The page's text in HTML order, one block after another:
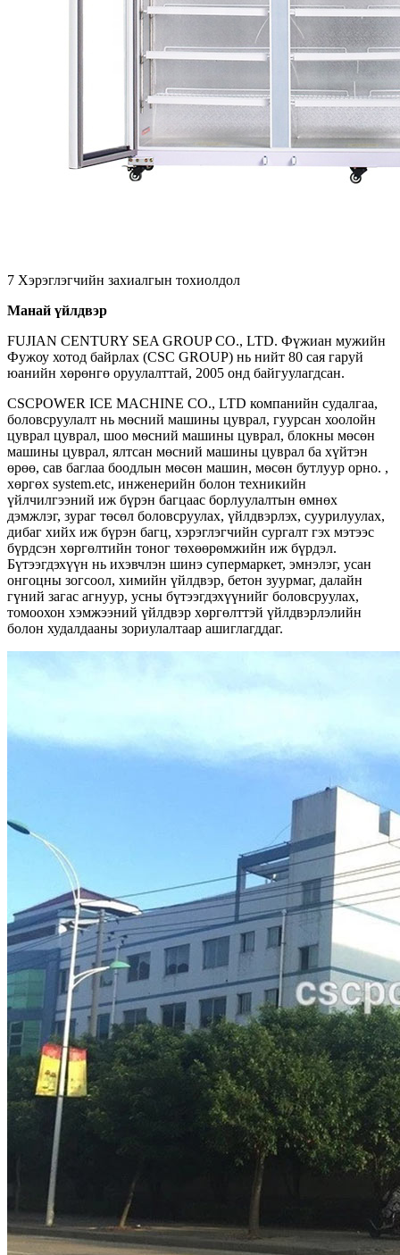
7 Хэрэглэгчийн захиалгын тохиолдол
Манай үйлдвэр
FUJIAN CENTURY SEA GROUP CO., LTD. Фүжиан мужийн
Фужоу хотод байрлах (CSC GROUP) нь нийт 80 сая гаруй
юанийн хөрөнгө оруулалттай, 2005 онд байгуулагдсан.
CSCPOWER ICE MACHINE CO., LTD компанийн судалгаа,
боловсруулалт нь мөсний машины цуврал, гуурсан хоолойн
цуврал цуврал, шоо мөсний машины цуврал, блокны мөсөн
машины цуврал, ялтсан мөсний машины цуврал ба хүйтэн
өрөө, сав баглаа боодлын мөсөн машин, мөсөн бутлуур орно. ,
хөргөх system.etc, инженерийн болон техникийн
үйлчилгээний иж бүрэн багцаас борлуулалтын өмнөх
дэмжлэг, зураг төсөл боловсруулах, үйлдвэрлэх, суурилуулах,
дибаг хийх иж бүрэн багц, хэрэглэгчийн сургалт гэх мэтээс
бүрдсэн хөргөлтийн тоног төхөөрөмжийн иж бүрдэл.
Бүтээгдэхүүн нь ихэвчлэн шинэ супермаркет, эмнэлэг, усан
онгоцны зогсоол, химийн үйлдвэр, бетон зуурмаг, далайн
гүний загас агнуур, усны бүтээгдэхүүнийг боловсруулах,
томоохон хэмжээний үйлдвэр хөргөлттэй үйлдвэрлэлийн
болон худалдааны зориулалтаар ашиглагддаг.